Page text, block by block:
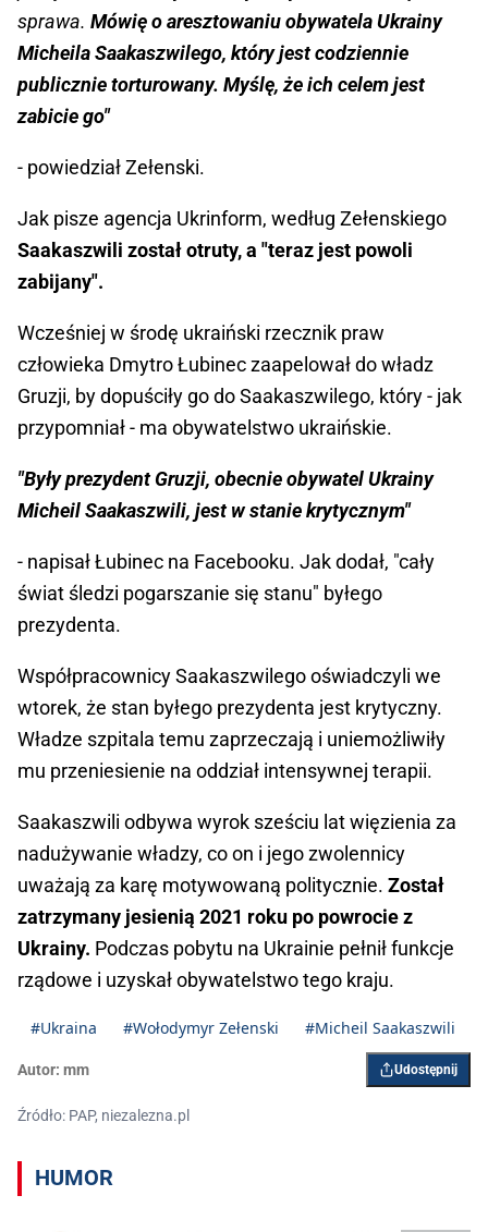
sprawa. Mówię o aresztowaniu obywatela Ukrainy
Micheila Saakaszwilego, który jest codziennie
publicznie torturowany. Myślę, że ich celem jest
zabicie go"
- powiedział Zełenski.
Jak pisze agencja Ukrinform, według Zełenskiego
Saakaszwili został otruty, a "teraz jest powoli
zabijany".
Wcześniej w środę ukraiński rzecznik praw
człowieka Dmytro Łubinec zaapelował do władz
Gruzji, by dopuściły go do Saakaszwilego, który - jak
przypomniał - ma obywatelstwo ukraińskie.
"Były prezydent Gruzji, obecnie obywatel Ukrainy
Micheil Saakaszwili, jest w stanie krytycznym"
- napisał Łubinec na Facebooku. Jak dodał, "cały
świat śledzi pogarszanie się stanu" byłego
prezydenta.
Współpracownicy Saakaszwilego oświadczyli we
wtorek, że stan byłego prezydenta jest krytyczny.
Władze szpitala temu zaprzeczają i uniemożliwiły
mu przeniesienie na oddział intensywnej terapii.
Saakaszwili odbywa wyrok sześciu lat więzienia za
nadużywanie władzy, co on i jego zwolennicy
uważają za karę motywowaną politycznie. Został
zatrzymany jesienią 2021 roku po powrocie z
Ukrainy. Podczas pobytu na Ukrainie pełnił funkcje
rządowe i uzyskał obywatelstwo tego kraju.
#Ukraina #Wołodymyr Zełenski #Micheil Saakaszwili
Autor: mm Udostępnij
Źródło: PAP, niezalezna.pl
HUMOR